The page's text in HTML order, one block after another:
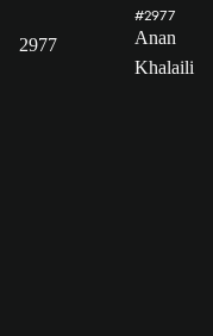
2977
#2977
Anan
Khalaili